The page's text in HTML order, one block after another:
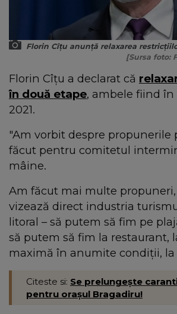
Florin Cîțu anunță relaxarea
[Sursa foto:
Florin Cîțu a declarat că
în două etape, ambele fiind în
2021.
"Am vorbit despre propunerile
făcut pentru comitetul
mâine.
Am făcut mai multe
vizează direct industria
litoral – să putem să fim pe
să putem să fim la restaurant,
maximă în anumite condiții, la
Citeste si: Se prelungește
pentru orașul Bragadiru!